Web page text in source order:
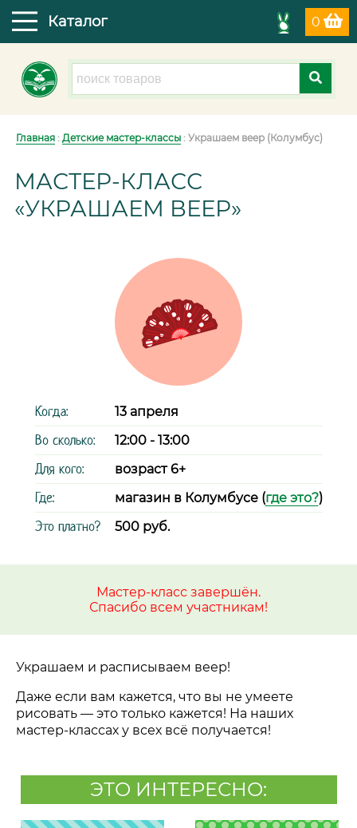
0
Каталог
Главная : Детские мастер-классы : Украшаем веер (Колумбус)
МАСТЕР-КЛАСС
«УКРАШАЕМ ВЕЕР»
Когда: 13 апреля
Во сколько: 12:00 - 13:00
Для кого: возраст 6+
Где: магазин в Колумбусе (где это?)
Это платно? 500 руб.
Мастер-класс завершён.
Спасибо всем участникам!
Украшаем и расписываем веер!
Даже если вам кажется, что вы не умеете
рисовать — это только кажется! На наших
мастер-классах у всех всё получается!
ЭТО ИНТЕРЕСНО: